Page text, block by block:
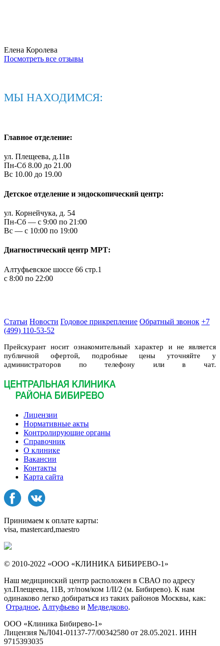
Елена Королева
Посмотреть все отзывы
МЫ НАХОДИМСЯ:
Главное отделение:
ул. Плещеева, д.11в
Пн-Сб 8.00 до 21.00
Вс 10.00 до 19.00
Детское отделение и эндоскопический центр:
ул. Корнейчука, д. 54
Пн-Сб — c 9:00 по 21:00
Вс — с 10:00 по 19:00
Диагностический центр МРТ:
Алтуфьевское шоссе 66 стр.1
c 8:00 по 22:00
Статьи Новости Годовое прикрепление Обратный звонок +7
(499) 110-53-52
Прейскурант носит ознакомительный характер и не является
публичной офертой, подробные цены уточняйте у
администраторов по телефону или в чат.
Лицензии
Нормативные акты
Контролирующие органы
Справочник
О клинике
Вакансии
Контакты
Карта сайта
Принимаем к оплате карты:
visa, mastercard,maestro
© 2010-2022 «ООО «КЛИНИКА БИБИРЕВО-1»
Наш медицинский центр расположен в СВАО по адресу
ул.Плещеева, 11В, эт/пом/ком 1/II/2 (м. Бибирево). К нам
одинаково легко добираться из таких районов Москвы, как:
Отрадное, Алтуфьево и Медведково.
ООО «Клиника Бибирево-1»
Лицензия №Л041-01137-77/00342580 от 28.05.2021. ИНН
9715393035